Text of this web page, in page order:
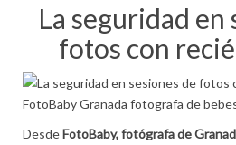
La seguridad en
fotos con
DesdeFotoBaby, fotógrafa de